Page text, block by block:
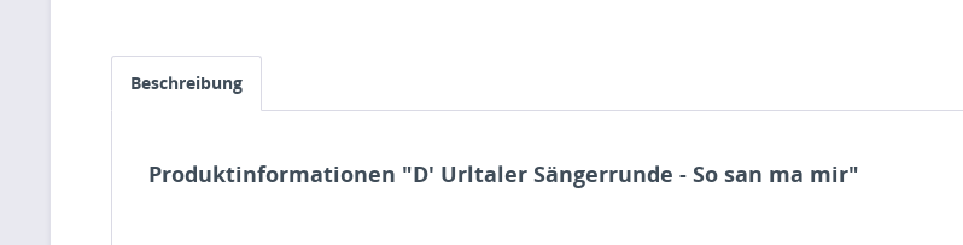
Beschreibung
Produktinformationen "D' Urltaler Sängerrunde - So san ma mir"